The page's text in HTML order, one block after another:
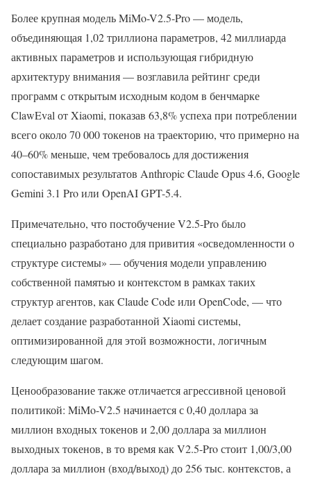
Более крупная модель MiMo-V2.5-Pro ​​— модель,
объединяющая 1,02 триллиона параметров, 42 миллиарда
активных параметров и использующая гибридную
архитектуру внимания — возглавила рейтинг среди
программ с открытым исходным кодом в бенчмарке
ClawEval от Xiaomi, показав 63,8% успеха при потреблении
всего около 70 000 токенов на траекторию, что примерно на
40–60% меньше, чем требовалось для достижения
сопоставимых результатов Anthropic Claude Opus 4.6, Google
Gemini 3.1 Pro или OpenAI GPT-5.4.
Примечательно, что постобучение V2.5-Pro ​​было
специально разработано для привития «осведомленности о
структуре системы» — обучения модели управлению
собственной памятью и контекстом в рамках таких
структур агентов, как Claude Code или OpenCode, — что
делает создание разработанной Xiaomi системы,
оптимизированной для этой возможности, логичным
следующим шагом.
Ценообразование также отличается агрессивной ценовой
политикой: MiMo-V2.5 начинается с 0,40 доллара за
миллион входных токенов и 2,00 доллара за миллион
выходных токенов, в то время как V2.5-Pro ​​стоит 1,00/3,00
доллара за миллион (вход/выход) до 256 тыс. контекстов, а